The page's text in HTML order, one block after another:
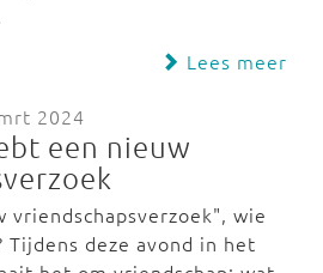
Lees meer
2024
een nieuw
vriendschapsverzoek", wie
Tijdens deze avond in het